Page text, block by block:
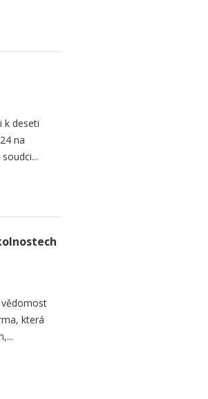
k deseti
na
vědomost
která